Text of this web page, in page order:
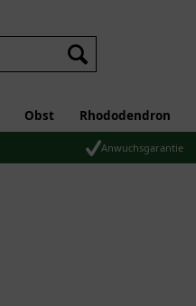
Obst Rhododendron
Anwuchsgarantie